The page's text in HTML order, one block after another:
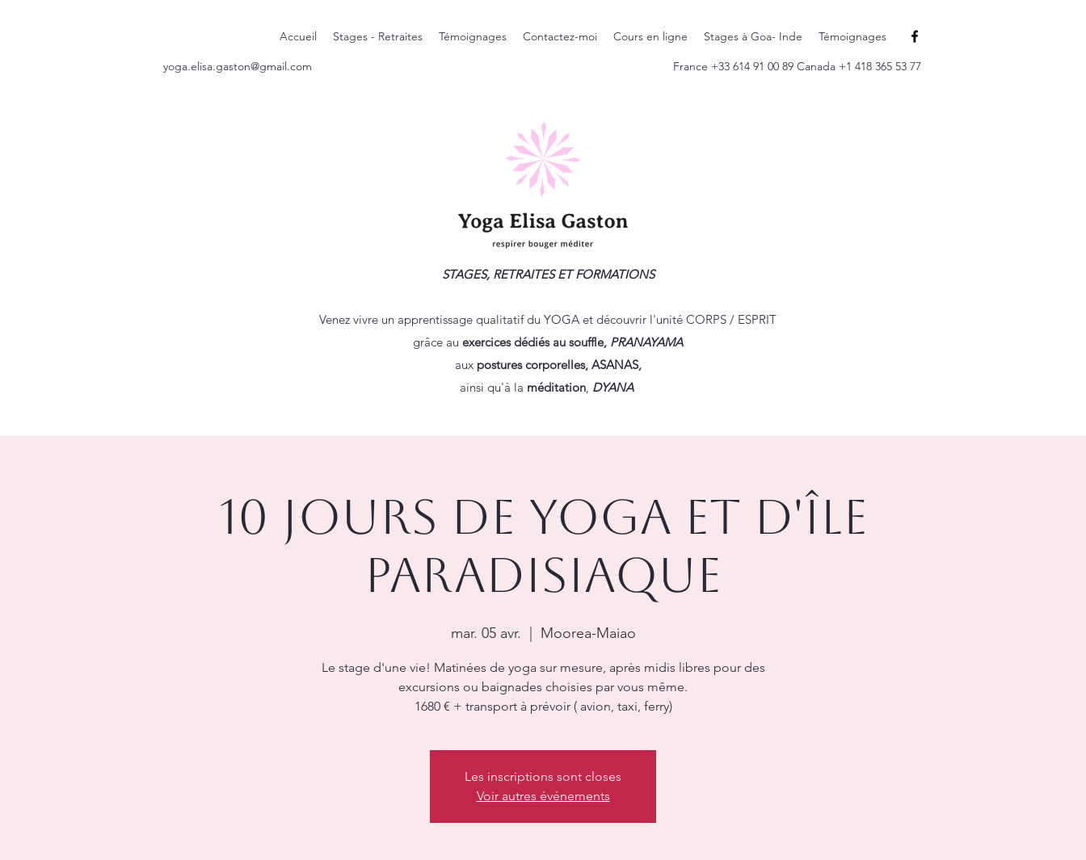
Accueil Stages - Retraites Témoignages Contactez-moi Cours en ligne Stages à Goa- Inde Témoignages
yoga.elisa.gaston@gmail.com France +33 614 91 00 89 Canada +1 418 365 53 77
STAGES, RETRAITES ET FORMATIONS
Venez vivre un apprentissage qualitatif du YOGA et découvrir l'unité CORPS / ESPRIT
grâce au exercices dédiés au souffle, PRANAYAMA
aux postures corporelles, ASANAS,
ainsi qu'à la méditation, DYANA
10 jours de yoga et d'île
paradisiaque
mar. 05 avr. Moorea-Maiao
Le stage d'une vie! Matinées de yoga sur mesure, après midis libres pour des
excursions ou baignades choisies par vous même.
1680 € + transport à prévoir ( avion, taxi, ferry)
Les inscriptions sont closes
Voir autres événements